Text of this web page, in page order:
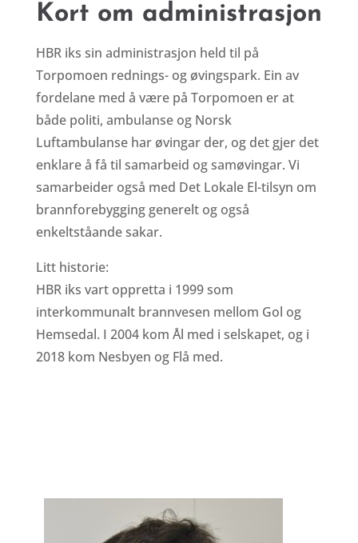
Kort om administrasjon
HBR iks sin administrasjon held til på
Torpomoen rednings- og øvingspark. Ein av
fordelane med å være på Torpomoen er at
både politi, ambulanse og Norsk
Luftambulanse har øvingar der, og det gjer det
enklare å få til samarbeid og samøvingar. Vi
samarbeider også med Det Lokale El-tilsyn om
brannforebygging generelt og også
enkeltståande sakar.
Litt historie:
HBR iks vart oppretta i 1999 som
interkommunalt brannvesen mellom Gol og
Hemsedal. I 2004 kom Ål med i selskapet, og i
2018 kom Nesbyen og Flå med.